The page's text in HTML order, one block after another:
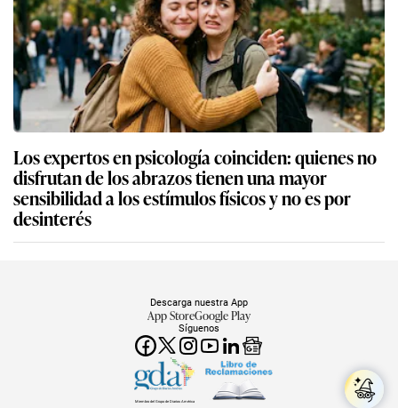
Los expertos en psicología coinciden: quienes no
disfrutan de los abrazos tienen una mayor
sensibilidad a los estímulos físicos y no es por
desinterés
Síguenos
Descarga nuestra App
App StoreGoogle Play
Miembro del Grupo de Diarios América